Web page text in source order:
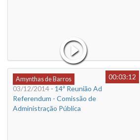
Amynthas de Barros
00:03:12
03/12/2014 - 14ª Reunião Ad
Referendum - Comissão de
Administração Pública